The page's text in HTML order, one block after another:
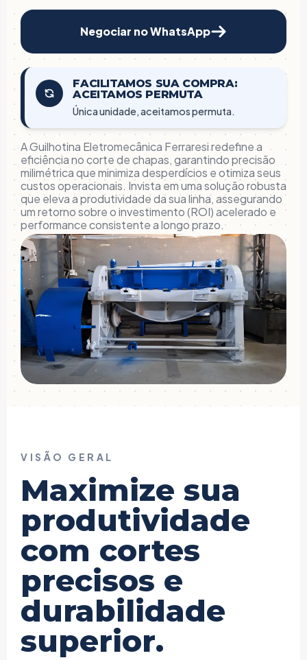
A Guilhotina Eletromecânica Ferraresi redefine a
eficiência no corte de chapas, garantindo precisão
milimétrica que minimiza desperdícios e otimiza seus
custos operacionais. Invista em uma solução robusta
que eleva a produtividade da sua linha, assegurando
um retorno sobre o investimento (ROI) acelerado e
performance consistente a longo prazo.
Negociar no WhatsApp
FACILITAMOS SUA COMPRA:
ACEITAMOS PERMUTA
Única unidade, aceitamos permuta.
VISÃO GERAL
Maximize sua
produtividade
com cortes
precisos e
durabilidade
superior.